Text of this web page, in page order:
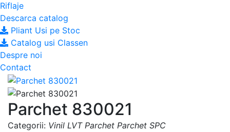
Riflaje
Descarca catalog
Pliant Usi pe Stoc
Catalog usi Classen
Despre noi
Contact
Parchet 830021
Categorii: Vinil LVT Parchet Parchet SPC